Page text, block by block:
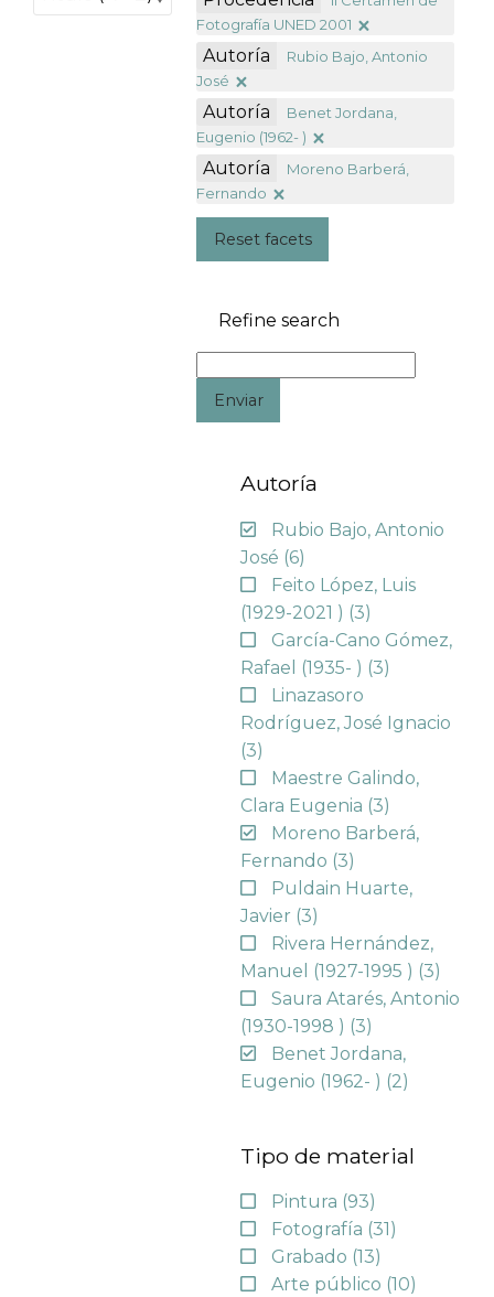
Fotografía UNED 2001
Autoría
Rubio Bajo, Antonio
José
Autoría
Benet Jordana,
Eugenio (1962- )
Autoría
Moreno Barberá,
Fernando
Reset facets
Refine search
Enviar
Autoría
Rubio Bajo, Antonio
José (6)
Feito López, Luis
(1929-2021 ) (3)
García-Cano Gómez,
Rafael (1935- ) (3)
Linazasoro
Rodríguez, José Ignacio
(3)
Maestre Galindo,
Clara Eugenia (3)
Moreno Barberá,
Fernando (3)
Puldain Huarte,
Javier (3)
Rivera Hernández,
Manuel (1927-1995 ) (3)
Saura Atarés, Antonio
(1930-1998 ) (3)
Benet Jordana,
Eugenio (1962- ) (2)
Tipo de material
Pintura (93)
Fotografía (31)
Grabado (13)
Arte público (10)